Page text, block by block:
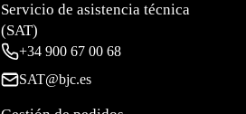
Servicio de asistencia técnica
(SAT)
+34900 67 00 68
SAT@bjc.es